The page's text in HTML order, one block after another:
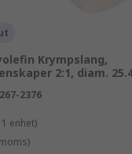
Krympslang,
2:1, diam.
267-2376
enhet)